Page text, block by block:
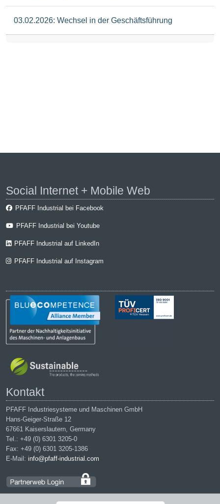
03.02.2026: Wechsel in der Geschäftsführung
Social Internet + Mobile Web
PFAFF Industrial bei Facebook
PFAFF Industrial bei Youtube
PFAFF Industrial auf LinkedIn
PFAFF Industrial auf Instagram
Kontakt
PFAFF Industriesysteme und Maschinen GmbH
Hans-Geiger-Straße 12
67661 Kaiserslautern, Germany
Tel.: +49 (0) 6301 3205-0
Fax: +49 (0) 6301 3205-1386
E-Mail: info@pfaff-industrial.com